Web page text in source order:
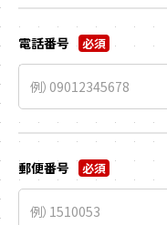
電話番号 必須
郵便番号 必須